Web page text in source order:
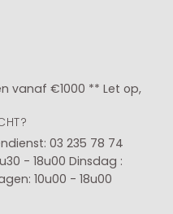
vanaf €1000 ** Let op,
03 235 78 74
- 18u00 Dinsdag :
10u00 - 18u00